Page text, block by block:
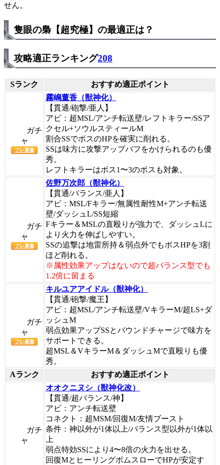
せん。
隻眼の梟【超究極】の最適正は？
攻略適正ランキング208
Sランク おすすめ適正ポイント
ガチ
ャ
フレ募集
霧嶋董香（獣神化）
【貫通/砲撃/亜人】
アビ：超MSL/アンチ転送壁/レフトキラー/SSア
クセル+ソウルスティールM
割合SSでボスのHPを確実に削れる。
SSは味方に攻撃アップバフをかけられるのも優
秀。
レフトキラーはボス1〜3のボスも対象。
ガチ
ャ
フレ募集
佐野万次郎（獣神化）
【貫通/バランス/亜人】
アビ：MSL/Fキラー/無属性耐性M+アンチ転送
壁/ダッシュL/SS短縮
Fキラー＆MSLの直殴りが強力で、ダッシュLに
より火力を伸ばしやすい。
SSの追撃は地雷所持＆弱点外でもボスHPを3割
ほど削れる。
※属性効果アップはないので超バランス型でも
1.2倍に留まる
ガチ
ャ
フレ募集
キルユアアイドル（獣神化）
【貫通/砲撃/魔王】
アビ：超MSL/アンチ転送壁/VキラーM/超LS+ダ
ッシュM
弱点効果アップSSとバウンドチャージで味方を
サポートできる。
超MSL＆VキラーM＆ダッシュMで直殴りも優
秀。
Aランク
おすすめ適正ポイント
ガチ
ャ
オオクニヌシ（獣神化改）
【貫通/超バランス/神】
アビ：アンチ転送壁
コネクト：超MSM/回復M/友情ブースト
条件：神以外が1体以上/バランス型以外が1体以
上
弱点特効SSにより4〜8倍の火力を出せる。
回復MとヒーリングボムスローでHPが安定す